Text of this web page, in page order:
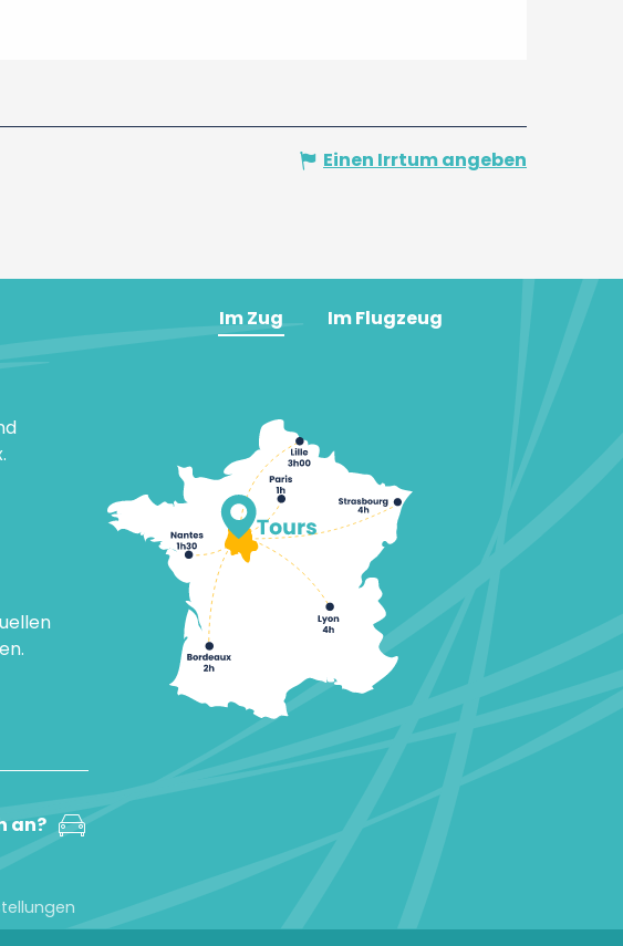
Einen Irrtum angeben
an?
Im Zug Im Flugzeug